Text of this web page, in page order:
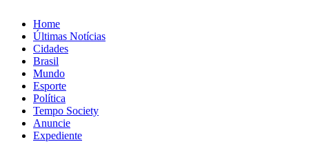
Home
Últimas Notícias
Cidades
Brasil
Mundo
Esporte
Política
Tempo Society
Anuncie
Expediente